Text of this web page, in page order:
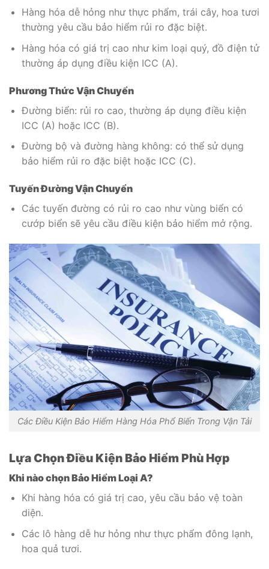
Hàng hóa dễ hỏng như thực phẩm, trái cây, hoa tươi
thường yêu cầu bảo hiểm rủi ro đặc biệt.
Hàng hóa có giá trị cao như kim loại quý, đồ điện tử
thường áp dụng điều kiện ICC (A).
Phương Thức Vận Chuyển
Đường biển: rủi ro cao, thường áp dụng điều kiện
ICC (A) hoặc ICC (B).
Đường bộ và đường hàng không: có thể sử dụng
bảo hiểm rủi ro đặc biệt hoặc ICC (C).
Tuyến Đường Vận Chuyển
Các tuyến đường có rủi ro cao như vùng biển có
cướp biển sẽ yêu cầu điều kiện bảo hiểm mở rộng.
Các Điều Kiện Bảo Hiểm Hàng Hóa Phổ Biến Trong Vận Tải
Lựa Chọn Điều Kiện Bảo Hiểm Phù Hợp
Khi nào chọn Bảo Hiểm Loại A?
Khi hàng hóa có giá trị cao, yêu cầu bảo vệ toàn
diện.
Các lô hàng dễ hư hỏng như thực phẩm đông lạnh,
hoa quả tươi.